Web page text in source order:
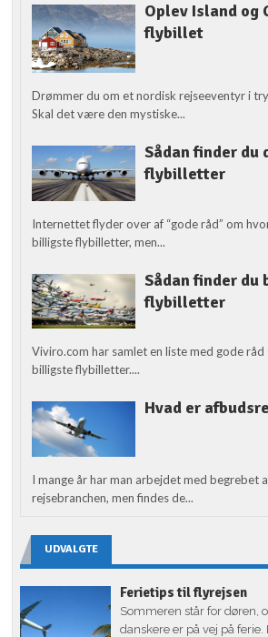
Oplev Island og
flybillet
Drømmer du om et nordisk rejseeventyr i
Skal det være den mystiske...
Sådan finder du
flybilletter
Internettet flyder over af “gode råd” om
billigste flybilletter, men...
Sådan finder du
flybilletter
Viviro.com har samlet en liste med gode
billigste flybilletter....
Hvad er
I mange år har man arbejdet med begrebet
rejsebranchen, men findes de...
UDVALGTE
Ferietips til flyrejsen
Sommeren står for døren,
danskere er på vej på